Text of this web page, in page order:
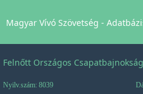
Magyar Vívó Szövetség -
Felnőtt Országos
Nyilv.szám: 8039